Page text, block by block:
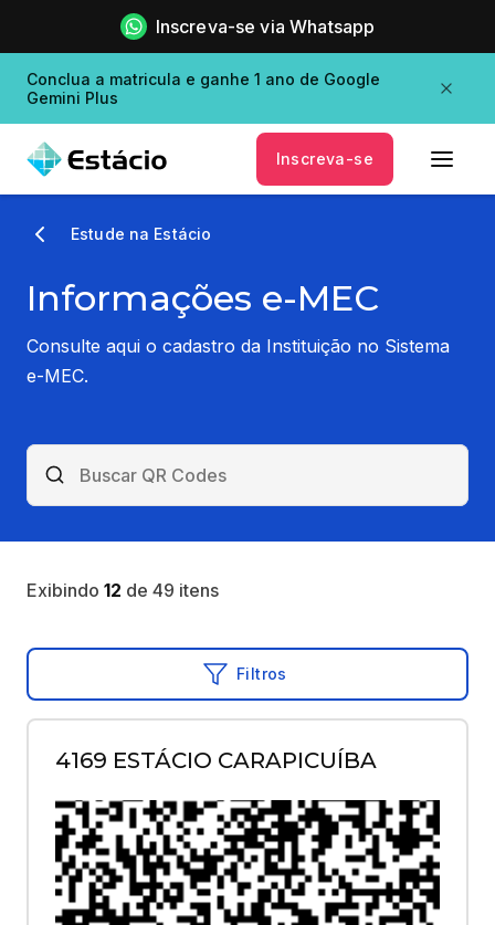
Inscreva-se via Whatsapp
Conclua a matricula e ganhe 1 ano de Google
Gemini Plus
Inscreva-se
Estude na Estácio
Informações e-MEC
Consulte aqui o cadastro da Instituição no Sistema
e-MEC.
Exibindo 12 de 49 itens
Filtros
4169 ESTÁCIO CARAPICUÍBA